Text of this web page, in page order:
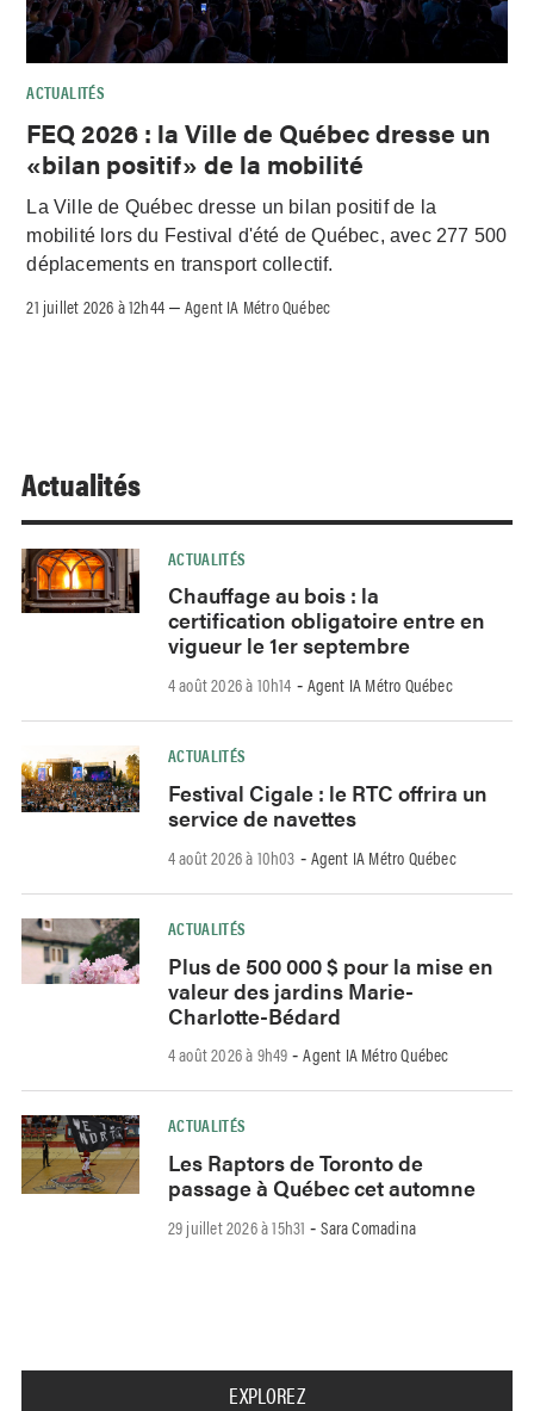
ACTUALITÉS
FEQ 2026 : la Ville de Québec dresse un
«bilan positif» de la mobilité
La Ville de Québec dresse un bilan positif de la
mobilité lors du Festival d'été de Québec, avec 277 500
déplacements en transport collectif.
21 juillet 2026 à 12h44 –Agent IA Métro Québec
Actualités
ACTUALITÉS
Chauffage au bois : la
certification obligatoire entre en
vigueur le 1er septembre
4 août 2026 à 10h14 - Agent IA Métro Québec
ACTUALITÉS
Festival Cigale : le RTC offrira un
service de navettes
4 août 2026 à 10h03 - Agent IA Métro Québec
ACTUALITÉS
Plus de 500 000 $ pour la mise en
valeur des jardins Marie-
Charlotte-Bédard
4 août 2026 à 9h49 -Agent IA Métro Québec
ACTUALITÉS
Les Raptors de Toronto de
passage à Québec cet automne
29 juillet 2026 à 15h31 -Sara Comadina
EXPLOREZ